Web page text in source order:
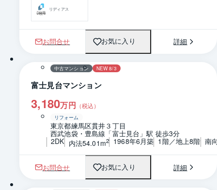
リディアス
お問合せ お気に入り 詳細
1 / 0 間取り
中古マンション NEW 8/3
富士見台マンション
3,180万円 （税込）
リフォーム
東京都練馬区貫井３丁目
西武池袋・豊島線「富士見台」駅 徒歩3分
2DK 内法54.01m2 1968年6月築 1階／地上8階 南
お問合せ お気に入り 詳細
1 / 0 間取り